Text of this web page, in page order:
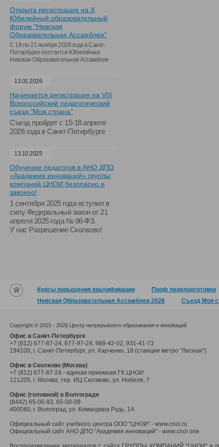
Открыта регистрация на X
Юбилейный образовательный
форум "Невская
Образовательная Ассамблея"
С 18 по 21 ноября 2026 года в Санкт-
Петербурге состоится Юбилейная
Невская Образовательная Ассамблея
13.01.2026
Начинается регистрация на VIII
Всероссийский педагогический
съезд "Моя страна"
Съезд пройдет с 15-18 апреля
2026 года в Санкт-Петербурге
13.10.2025
Обучение педагогов в АНО ДПО
«Академия инноваций» группы
компаний ЦНОИ безопасно и
законно!
1 сентября 2025 года вступил в
силу Федеральный закон от 21
апреля 2025 года № 86-ФЗ.
У нас Разрешение Сколково!
Курсы повышения квалификации
Проф переподготовка
Невская Образовательная Ассамблея 2026
Съезд Моя
Copyright © 2015 - 2026 Центр непрерывного образования и инноваций
Офис в Санкт-Петербурге
+7 (812) 677-87-24, 677-97-24, 988-42-02, 931-41-73
194100, г. Санкт-Петербург, ул. Харченко, 18 (станция метро "Лесная")
Офис в Сколково (Москва)
+7 (812) 677-87-24 - единая приемная ГК ЦНОИ
121205, г. Москва, тер. ИЦ Сколково, ул. Нобеля, 7
Офис (головной) в Волгограде
(8442) 65-00-93, 65-00-09
400080, г. Волгоград, ул. Командира Рудь, 1А
Официальный сайт учебного центра ООО "ЦНОИ" - www.cnoi.ru
Официальный сайт АНО ДПО "Академия инноваций" - www.cnoi.one